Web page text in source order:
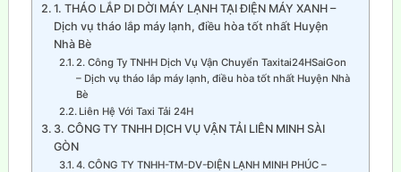
1. THÁO LẮP DI DỜI MÁY LẠNH TẠI ĐIỆN MÁY XANH –
Dịch vụ tháo lắp máy lạnh, điều hòa tốt nhất Huyện
Nhà Bè
2. Công Ty TNHH Dịch Vụ Vận Chuyển Taxitai24HSaiGon
– Dịch vụ tháo lắp máy lạnh, điều hòa tốt nhất Huyện Nhà
Bè
Liên Hệ Với Taxi Tải 24H
3. CÔNG TY TNHH DỊCH VỤ VẬN TẢI LIÊN MINH SÀI
GÒN
4. CÔNG TY TNHH-TM-DV-ĐIỆN LẠNH MINH PHÚC –